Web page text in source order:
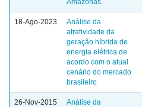
18-Ago-2023
Análise da
atratividade da
geração híbrida de
energia elétrica de
acordo com o atual
cenário do mercado
brasileiro
26-Nov-2015
Análise da